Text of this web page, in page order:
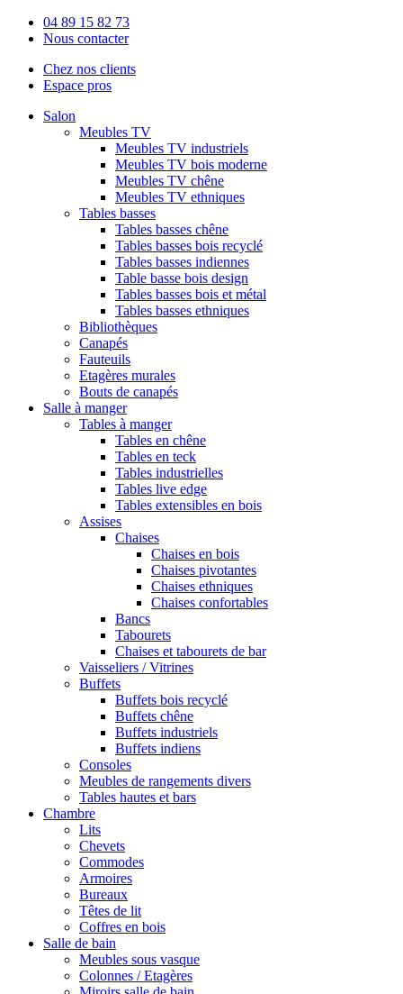
04 89 15 82 73
Nous contacter
Chez nos clients
Espace pros
Salon
Meubles TV
Meubles TV industriels
Meubles TV bois moderne
Meubles TV chêne
Meubles TV ethniques
Tables basses
Tables basses chêne
Tables basses bois recyclé
Tables basses indiennes
Table basse bois design
Tables basses bois et métal
Tables basses ethniques
Bibliothèques
Canapés
Fauteuils
Etagères murales
Bouts de canapés
Salle à manger
Tables à manger
Tables en chêne
Tables en teck
Tables industrielles
Tables live edge
Tables extensibles en bois
Assises
Chaises
Chaises en bois
Chaises pivotantes
Chaises ethniques
Chaises confortables
Bancs
Tabourets
Chaises et tabourets de bar
Vaisseliers / Vitrines
Buffets
Buffets bois recyclé
Buffets chêne
Buffets industriels
Buffets indiens
Consoles
Meubles de rangements divers
Tables hautes et bars
Chambre
Lits
Chevets
Commodes
Armoires
Bureaux
Têtes de lit
Coffres en bois
Salle de bain
Meubles sous vasque
Colonnes / Etagères